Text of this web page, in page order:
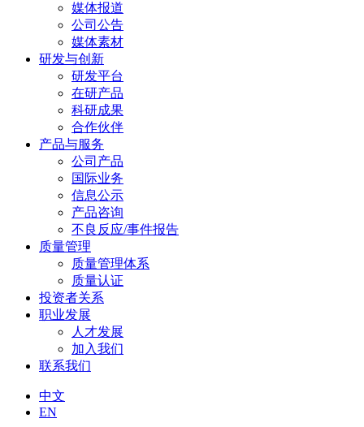
媒体报道
公司公告
媒体素材
研发与创新
研发平台
在研产品
科研成果
合作伙伴
产品与服务
公司产品
国际业务
信息公示
产品咨询
不良反应/事件报告
质量管理
质量管理体系
质量认证
投资者关系
职业发展
人才发展
加入我们
联系我们
中文
EN